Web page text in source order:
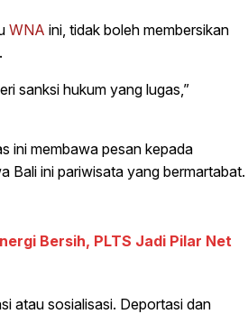
WNA ini, tidak boleh membersikan
sanksi hukum yang lugas,”
ini membawa pesan kepada
Bali ini pariwisata yang bermartabat.
Bersih, PLTS Jadi Pilar Net
atau sosialisasi. Deportasi dan